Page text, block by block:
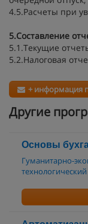
4.5.Расчеты при
5.Составление
5.1.Текущие
5.2.Налоговая
+ информация
Другие
Основы
Гуманитарно-
технологический